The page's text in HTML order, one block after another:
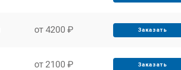
от 4200 ₽ Заказать
от 2100 ₽ Заказать